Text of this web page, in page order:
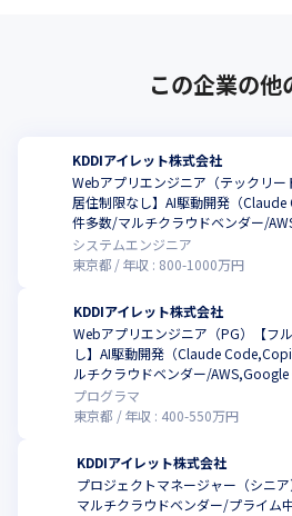
この企業の他
KDDIアイレット株式会社
Webアプリエンジニア（テックリ
居住制限なし】AI駆動開発（
件多数/マルチクラウドベンダー/
ートナー
システムエンジニア
東京都
年収 : 800-1000万円
KDDIアイレット株式会社
Webアプリエンジニア（PG）【フ
し】AI駆動開発（Claude
ルチクラウドベンダー/
プログラマ
東京都
年収 : 400-550万円
KDDIアイレット株式会社
プロジェクトマネージャー（シニ
マルチクラウドベンダー/プライム